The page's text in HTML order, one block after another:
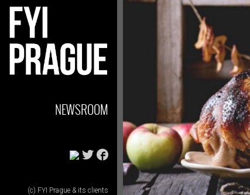
NEWSROOM
(c) FYI Prague & its clients